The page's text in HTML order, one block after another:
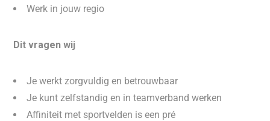
Werk in jouw regio
Dit vragen wij
Je werkt zorgvuldig en betrouwbaar
Je kunt zelfstandig en in teamverband werken
Affiniteit met sportvelden is een pré